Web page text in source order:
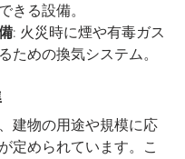
きる設備。
: 火災時に煙や有毒ガス
ための換気システム。
建物の用途や規模に応
定められています。こ